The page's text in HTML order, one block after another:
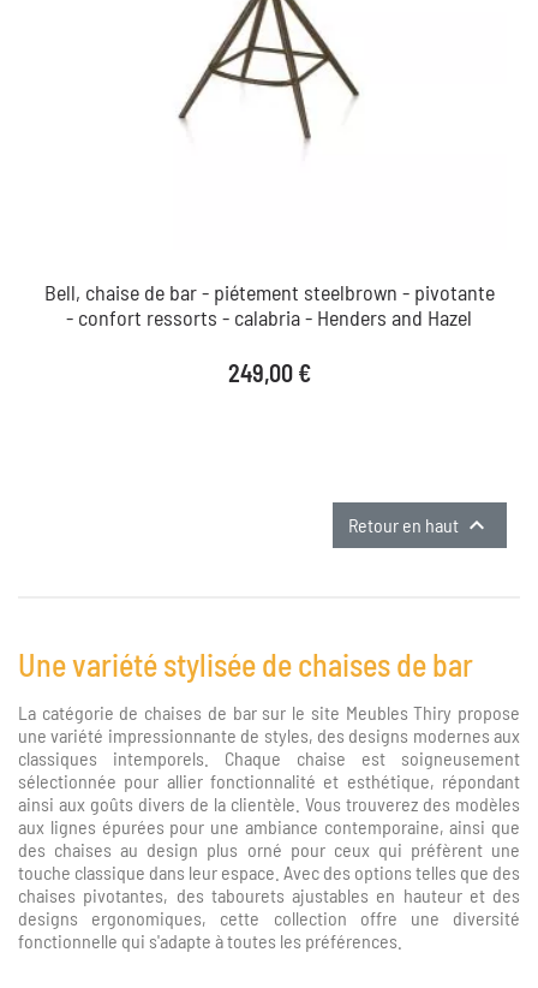
Bell, chaise de bar - piétement steelbrown - pivotante
- confort ressorts - calabria - Henders and Hazel
Prix
249,00 €
Retour en haut 
Une variété stylisée de chaises de bar
La catégorie de chaises de bar sur le site Meubles Thiry propose
une variété impressionnante de styles, des designs modernes aux
classiques intemporels. Chaque chaise est soigneusement
sélectionnée pour allier fonctionnalité et esthétique, répondant
ainsi aux goûts divers de la clientèle. Vous trouverez des modèles
aux lignes épurées pour une ambiance contemporaine, ainsi que
des chaises au design plus orné pour ceux qui préfèrent une
touche classique dans leur espace. Avec des options telles que des
chaises pivotantes, des tabourets ajustables en hauteur et des
designs ergonomiques, cette collection offre une diversité
fonctionnelle qui s'adapte à toutes les préférences.